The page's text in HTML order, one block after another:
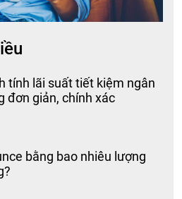
tính lãi suất tiết kiệm ngân
đơn giản, chính xác
bằng bao nhiêu lượng